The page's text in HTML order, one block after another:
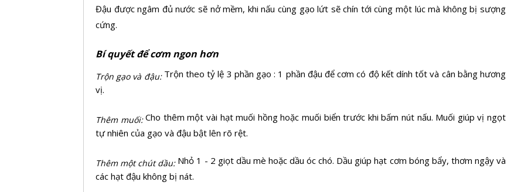
Đậu được ngâm đủ nước sẽ nở mềm, khi nấu cùng gạo lứt sẽ chín tới cùng một lúc mà không bị sượng
cứng.
Bí quyết để cơm ngon hơn
Trộn gạo và đậu: Trộn theo tỷ lệ 3 phần gạo : 1 phần đậu để cơm có độ kết dính tốt và cân bằng hương
vị.
Thêm muối: Cho thêm một vài hạt muối hồng hoặc muối biển trước khi bấm nút nấu. Muối giúp vị ngọt
tự nhiên của gạo và đậu bật lên rõ rệt.
Thêm một chút dầu: Nhỏ 1 - 2 giọt dầu mè hoặc dầu óc chó. Dầu giúp hạt cơm bóng bẩy, thơm ngậy và
các hạt đậu không bị nát.